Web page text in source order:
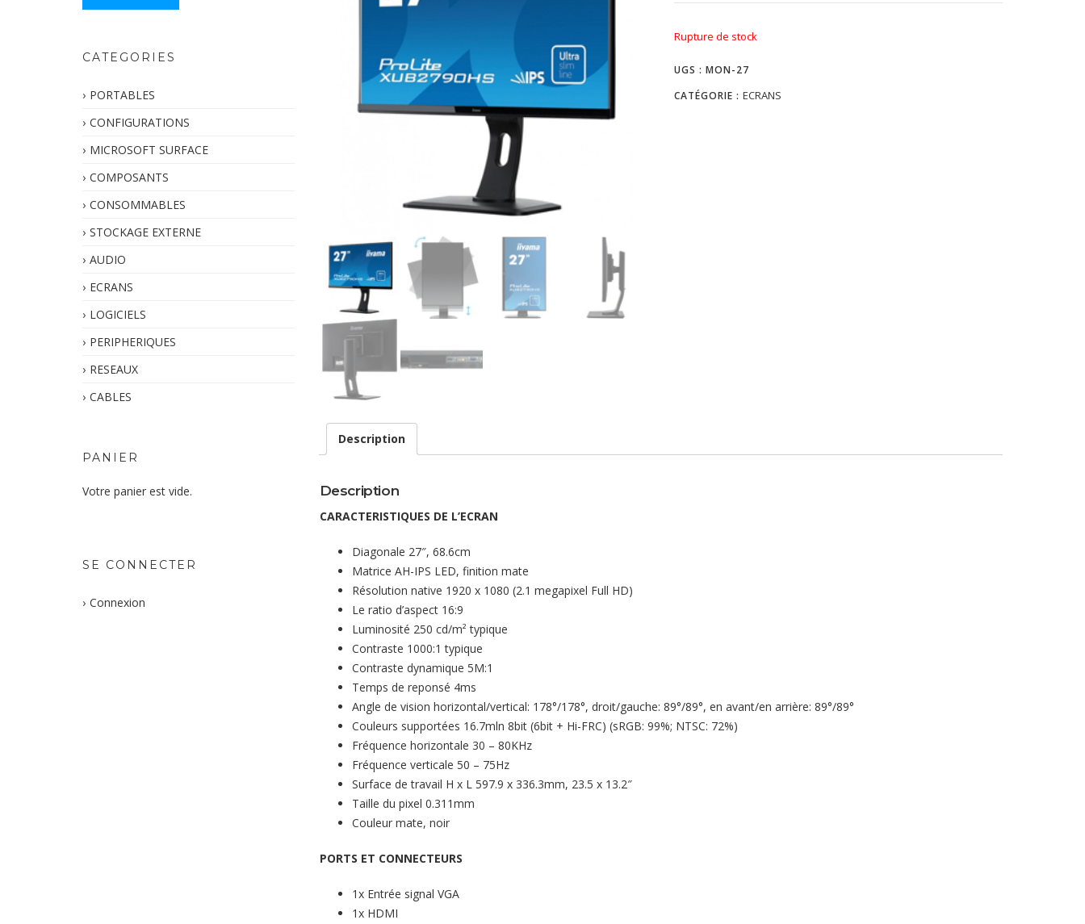
Rupture de stock
UGS :MON-27
CATÉGORIE :ECRANS
Description
Description
CARACTERISTIQUES DE L’ECRAN
Diagonale 27″, 68.6cm
Matrice AH-IPS LED, finition mate
Résolution native 1920 x 1080 (2.1 megapixel Full HD)
Le ratio d’aspect 16:9
Luminosité 250 cd/m² typique
Contraste 1000:1 typique
Contraste dynamique 5M:1
Temps de reponsé 4ms
Angle de vision horizontal/vertical: 178°/178°, droit/gauche: 89°/89°, en avant/en arrière: 89°/89°
Couleurs supportées 16.7mln 8bit (6bit + Hi-FRC) (sRGB: 99%; NTSC: 72%)
Fréquence horizontale 30 – 80KHz
Fréquence verticale 50 – 75Hz
Surface de travail H x L 597.9 x 336.3mm, 23.5 x 13.2″
Taille du pixel 0.311mm
Couleur mate, noir
PORTS ET CONNECTEURS
1x Entrée signal VGA
1x HDMI
CATEGORIES
PORTABLES
CONFIGURATIONS
MICROSOFT SURFACE
COMPOSANTS
CONSOMMABLES
STOCKAGE EXTERNE
AUDIO
ECRANS
LOGICIELS
PERIPHERIQUES
RESEAUX
CABLES
PANIER
Votre panier est vide.
SE CONNECTER
Connexion